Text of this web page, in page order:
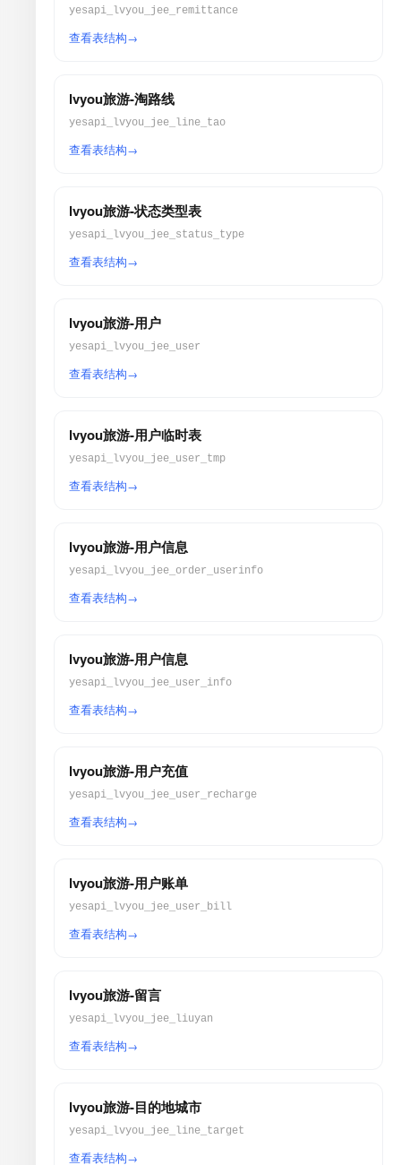
yesapi_lvyou_jee_remittance
查看表结构
lvyou旅游-淘路线
yesapi_lvyou_jee_line_tao
查看表结构
lvyou旅游-状态类型表
yesapi_lvyou_jee_status_type
查看表结构
lvyou旅游-用户
yesapi_lvyou_jee_user
查看表结构
lvyou旅游-用户临时表
yesapi_lvyou_jee_user_tmp
查看表结构
lvyou旅游-用户信息
yesapi_lvyou_jee_order_userinfo
查看表结构
lvyou旅游-用户信息
yesapi_lvyou_jee_user_info
查看表结构
lvyou旅游-用户充值
yesapi_lvyou_jee_user_recharge
查看表结构
lvyou旅游-用户账单
yesapi_lvyou_jee_user_bill
查看表结构
lvyou旅游-留言
yesapi_lvyou_jee_liuyan
查看表结构
lvyou旅游-目的地城市
yesapi_lvyou_jee_line_target
查看表结构